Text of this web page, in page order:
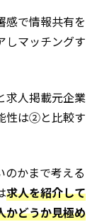
で情報共有を
しマッチングす
求人掲載元企業
性は②と比較す
のかまで考える
求人を紹介して
かどうか見極め